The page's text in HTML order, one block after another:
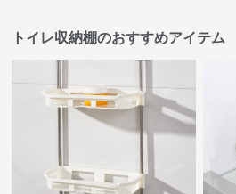
トイレ収納棚のおすすめアイテム